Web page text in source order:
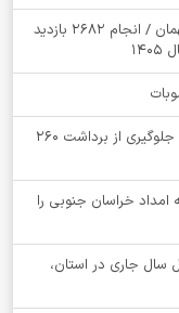
خراسان جنوبی رتبه اول کشور در پذیرش توبه متهمان / انجام ۲۶۸۲ بازدید
انسداد ۳۴ حلقه چاه غیرمجاز در خراسان جنوبی؛ جلوگیری از برداشت ۲۶۰
مددجوی کمیته امداد خراسان جنوبی را
سال جاری در استان،